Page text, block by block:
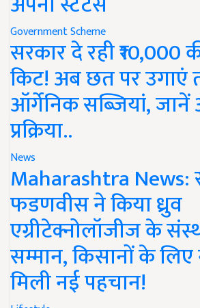
Government Scheme
सरकार दे रही ₹10,000
किट! अब छत पर उगाएं
ऑर्गेनिक सब्जियां,
प्रक्रिया..
News
Maharashtra News:
फडणवीस ने किया ध्रुव
एग्रीटेक्नोलॉजीज के
सम्मान, किसानों के लिए
मिली नई पहचान!